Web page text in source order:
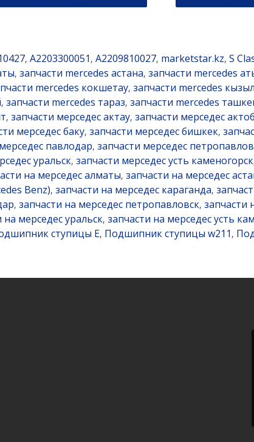
, A2203300051 , A2209810027, marketstar.kz, S
, запчасти mercedes астана, запчасти mercedes
mercedes кокшетау, запчасти mercedes
, запчасти mercedes тараз, запчасти mercedes
, запчасти мерседес актау, запчасти мерседес
мерседес баку, запчасти мерседес бишкек,
павлодар, запчасти мерседес
уральск, запчасти мерседес усть каменогорск
на мерседес алматы, запчасти на мерседес
Benz), запчасти на мерседес караганда,
, запчасти на мерседес петропавловск, запчасти
на мерседес уральск, запчасти на мерседес усть
ступицы E, Подшипник ступицы w211 ,